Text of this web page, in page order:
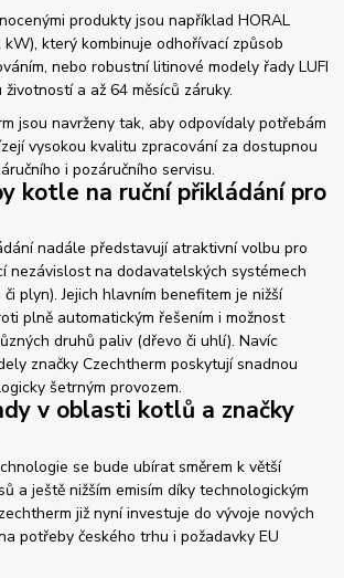
produkty jsou například HORAL
kW), který kombinuje odhořívací způsob
nebo robustní litinové modely řady LUFI
a až 64 měsíců záruky.
jsou navrženy tak, aby odpovídaly potřebám
vysokou kvalitu zpracování za dostupnou
i pozáručního servisu.
kotle na ruční přikládání pro
nadále představují atraktivní volbu pro
nezávislost na dodavatelských systémech
plyn). Jejich hlavním benefitem je nižší
plně automatickým řešením i možnost
druhů paliv (dřevo či uhlí). Navíc
značky Czechtherm poskytují snadnou
šetrným provozem.
v oblasti kotlů a značky
se bude ubírat směrem k větší
a ještě nižším emisím díky technologickým
již nyní investuje do vývoje nových
potřeby českého trhu i požadavky EU